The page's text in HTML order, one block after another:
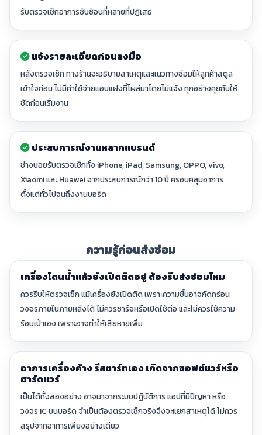
รับตรวจเช็กอาการซับซ้อนที่หลายที่ปฏิเสธ
แจ้งรายละเอียดก่อนลงมือ
หลังตรวจเช็ก ทางร้านจะอธิบายสาเหตุและแนวทางซ่อมให้ลูกค้าสตูล
เข้าใจก่อน ไม่มีค่าใช้จ่ายแอบแฝงที่โผล่มาโดยไม่แจ้ง ทุกอย่างคุยกันให้
ชัดก่อนเริ่มงาน
ประสบการณ์งานหลากแบรนด์
ช่างบอยรับตรวจเช็กทั้ง iPhone, iPad, Samsung, OPPO, vivo,
Xiaomi และ Huawei จากประสบการณ์กว่า 10 ปี ครอบคลุมอาการ
ตั้งแต่ทั่วไปจนถึงงานบอร์ด
ความรู้ก่อนส่งซ่อม
เครื่องโดนน้ำแล้วยังเปิดติดอยู่ ต้องรีบส่งซ่อมไหม
ควรรีบให้ตรวจเช็ก แม้เครื่องยังเปิดติด เพราะความชื้นอาจกัดกร่อน
วงจรภายในภายหลังได้ ไม่ควรชาร์จหรือเปิดใช้ต่อ และไม่ควรใช้ความ
ร้อนเป่าเอง เพราะอาจทำให้เสียหายเพิ่ม
อาการเครื่องค้าง รีสตาร์ทเอง เกิดจากซอฟต์แวร์หรือ
ฮาร์ดแวร์
เป็นได้ทั้งสองอย่าง อาจมาจากระบบปฏิบัติการ แอปที่มีปัญหา หรือ
วงจร IC บนบอร์ด จำเป็นต้องตรวจเช็กจริงจึงจะแยกสาเหตุได้ ไม่ควร
สรุปจากอาการเพียงอย่างเดียว